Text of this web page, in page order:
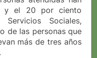
y el 20 por ciento
Sociales,
de las personas que
más de tres años